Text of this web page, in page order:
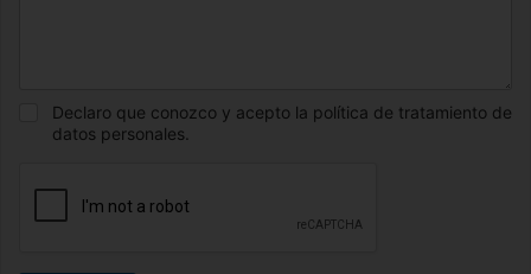
Declaro que conozco y acepto la política de tratamiento de
datos personales.